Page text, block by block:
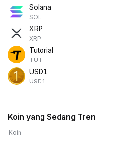
Solana
SOL
XRP
XRP
Tutorial
TUT
USD1
USD1
Koin yang Sedang Tren
Koin